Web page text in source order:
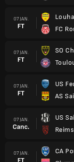
07 JAN.
FT
FC
07 JAN.
FT
SO
07 JAN.
FT
US
AS
07 JAN.
Canc.
US
07 JAN.
FT
CA